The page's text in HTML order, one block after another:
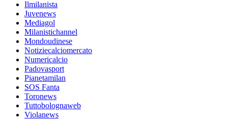
Ilmilanista
Juvenews
Mediagol
Milanistichannel
Mondoudinese
Notiziecalciomercato
Numericalcio
Padovasport
Pianetamilan
SOS Fanta
Toronews
Tuttobolognaweb
Violanews